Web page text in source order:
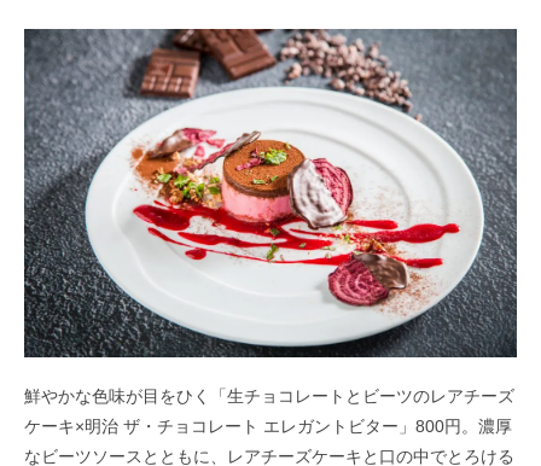
鮮やかな色味が目をひく「生チョコレートとビーツのレアチーズ
ケーキ×明治 ザ・チョコレート エレガントビター」800円。濃厚
なビーツソースとともに、レアチーズケーキと口の中でとろける